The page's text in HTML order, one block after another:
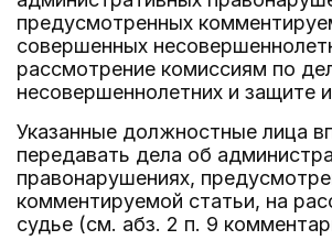
предусмотренных
совершенных
рассмотрение комиссиям по
несовершеннолетних и защите
Указанные должностные лица
передавать дела об
правонарушениях,
комментируемой статьи, на
судье (см. абз. 2 п. 9